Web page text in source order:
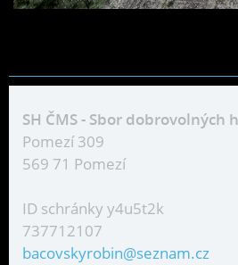
SH ČMS - Sbor dobrovolných
Pomezí 309
569 71 Pomezí
ID schránky y4u5t2k
737712107
bacovskyrobin@seznam.cz